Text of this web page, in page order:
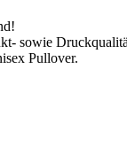
sowie
Pullover.